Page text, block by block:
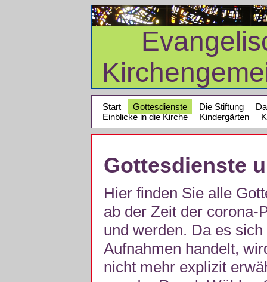
Start Gottesdienste Die Stiftung
Einblicke in die Kirche
Kindergärten
Gottesdienste
Hier finden Sie alle
ab der Zeit der corona-
und werden. Da es
Aufnahmen handelt,
nicht mehr explizit